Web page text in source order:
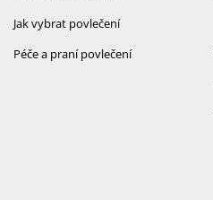
Jak vybrat povlečení
Péče a praní povlečení